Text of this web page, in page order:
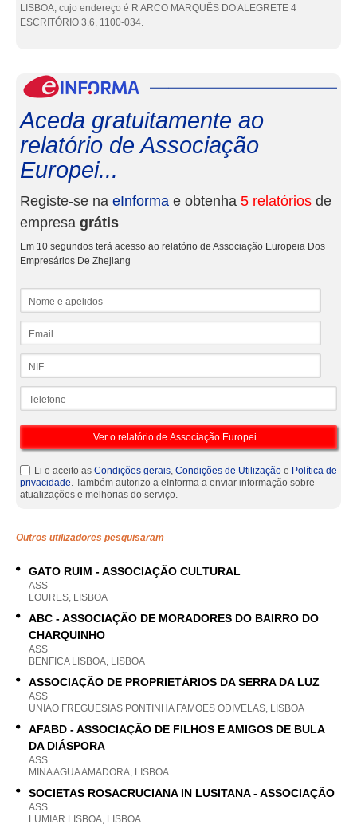
LISBOA, cujo endereço é R ARCO MARQUÊS DO ALEGRETE 4
ESCRITÓRIO 3.6, 1100-034.
Aceda gratuitamente ao
relatório de Associação
Europei...
Registe-se na eInforma e obtenha 5 relatórios de
empresa grátis
Em 10 segundos terá acesso ao relatório de Associação Europeia Dos
Empresários De Zhejiang
Li e aceito as Condições gerais, Condições de Utilização e Política de
privacidade. Também autorizo a eInforma a enviar informação sobre
atualizações e melhorias do serviço.
Outros utilizadores pesquisaram
GATO RUIM - ASSOCIAÇÃO CULTURAL
ASS
LOURES, LISBOA
ABC - ASSOCIAÇÃO DE MORADORES DO BAIRRO DO
CHARQUINHO
ASS
BENFICA LISBOA, LISBOA
ASSOCIAÇÃO DE PROPRIETÁRIOS DA SERRA DA LUZ
ASS
UNIAO FREGUESIAS PONTINHA FAMOES ODIVELAS, LISBOA
AFABD - ASSOCIAÇÃO DE FILHOS E AMIGOS DE BULA
DA DIÁSPORA
ASS
MINA AGUA AMADORA, LISBOA
SOCIETAS ROSACRUCIANA IN LUSITANA - ASSOCIAÇÃO
ASS
LUMIAR LISBOA, LISBOA